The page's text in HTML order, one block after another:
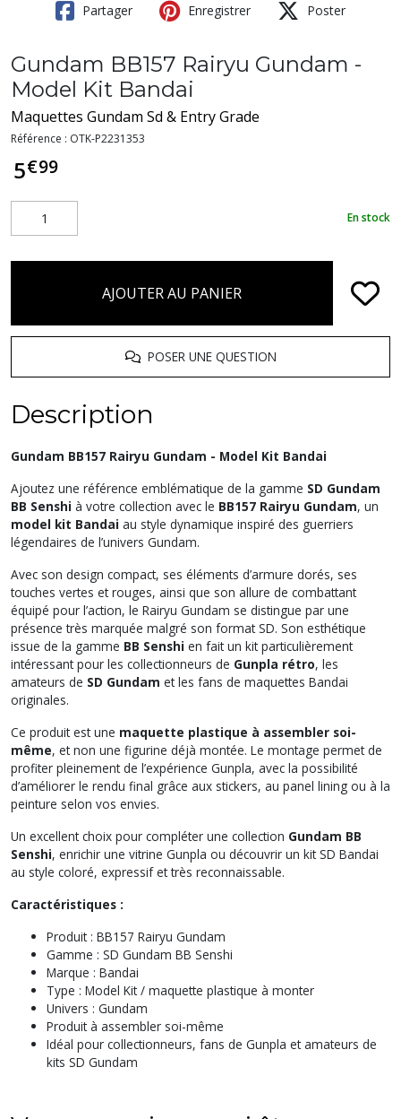
Partager Enregistrer Poster
Gundam BB157 Rairyu Gundam -
Model Kit Bandai
Maquettes Gundam Sd & Entry Grade
Référence : OTK-P2231353
5€99
En stock
AJOUTER AU PANIER
POSER UNE QUESTION
Description
Gundam BB157 Rairyu Gundam - Model Kit Bandai
Ajoutez une référence emblématique de la gamme SD Gundam
BB Senshi à votre collection avec le BB157 Rairyu Gundam, un
model kit Bandai au style dynamique inspiré des guerriers
légendaires de l’univers Gundam.
Avec son design compact, ses éléments d’armure dorés, ses
touches vertes et rouges, ainsi que son allure de combattant
équipé pour l’action, le Rairyu Gundam se distingue par une
présence très marquée malgré son format SD. Son esthétique
issue de la gamme BB Senshi en fait un kit particulièrement
intéressant pour les collectionneurs de Gunpla rétro, les
amateurs de SD Gundam et les fans de maquettes Bandai
originales.
Ce produit est une maquette plastique à assembler soi-
même, et non une figurine déjà montée. Le montage permet de
profiter pleinement de l’expérience Gunpla, avec la possibilité
d’améliorer le rendu final grâce aux stickers, au panel lining ou à la
peinture selon vos envies.
Un excellent choix pour compléter une collection Gundam BB
Senshi, enrichir une vitrine Gunpla ou découvrir un kit SD Bandai
au style coloré, expressif et très reconnaissable.
Caractéristiques :
Produit : BB157 Rairyu Gundam
Gamme : SD Gundam BB Senshi
Marque : Bandai
Type : Model Kit / maquette plastique à monter
Univers : Gundam
Produit à assembler soi-même
Idéal pour collectionneurs, fans de Gunpla et amateurs de
kits SD Gundam